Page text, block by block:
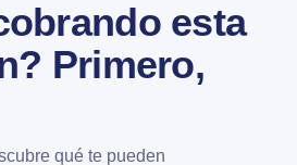
esta
Primero,
qué te pueden